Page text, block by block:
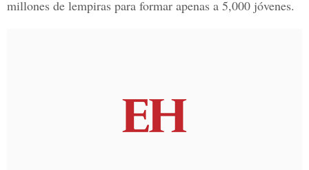
millones de lempiras para formar apenas a 5,000 jóvenes.